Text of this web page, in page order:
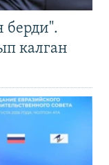
берди".
калган